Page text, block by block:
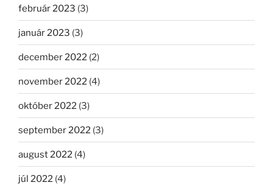
február 2023 (3)
január 2023 (3)
december 2022 (2)
november 2022 (4)
október 2022 (3)
september 2022 (3)
august 2022 (4)
júl 2022 (4)